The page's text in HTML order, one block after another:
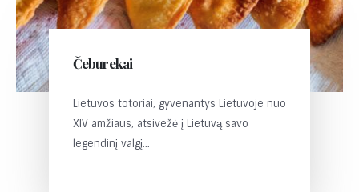
Čeburekai
Lietuvos totoriai, gyvenantys Lietuvoje nuo
XIV amžiaus, atsivežė į Lietuvą savo
legendinį valgį...